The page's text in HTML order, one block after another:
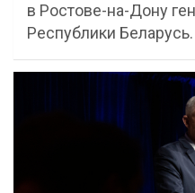
в Ростове-на-Дону
Республики